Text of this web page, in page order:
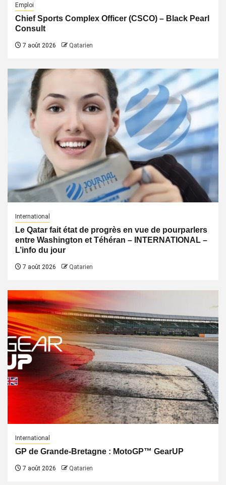
Emploi
Chief Sports Complex Officer (CSCO) – Black Pearl
Consult
7 août 2026 Qatarien
International
Le Qatar fait état de progrès en vue de pourparlers
entre Washington et Téhéran – INTERNATIONAL –
L’info du jour
7 août 2026 Qatarien
International
GP de Grande-Bretagne : MotoGP™ GearUP
7 août 2026 Qatarien